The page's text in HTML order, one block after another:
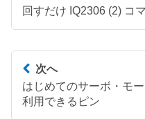
回すだけ IQ2306 (2) コ
次へ
はじめてのサーボ・モ
利用できるピン